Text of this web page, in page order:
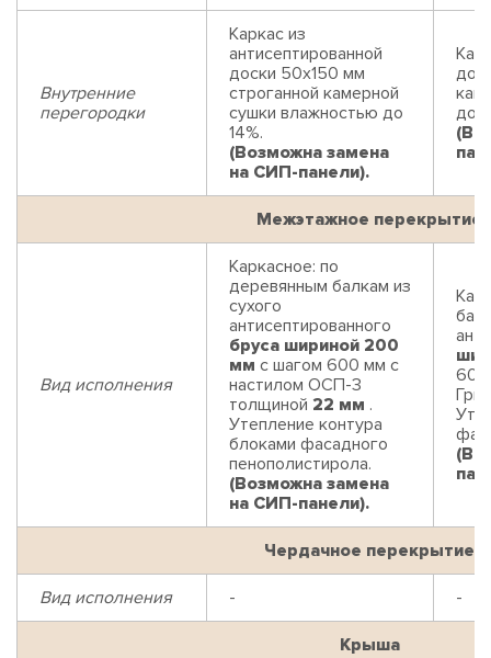
Внутренние
перегородки
Каркас из
антисептированной
доски 50х150 мм
строганной камерной
сушки влажностью до
14%.
(Возможна замена
на СИП-панели).
до
Межэтажное перекрытие
Вид исполнения
Каркасное: по
деревянным балкам из
сухого
антисептированного
бруса шириной 200
мм с шагом 600 мм с
настилом ОСП-3
толщиной 22 мм .
Утепление контура
блоками фасадного
пенополистирола.
(Возможна замена
на СИП-панели).
600
Чердачное перекрытие
Вид исполнения - -
Крыша